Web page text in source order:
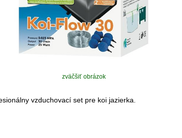
zväčšiť obrázok
vzduchovací set pre koi jazierka.